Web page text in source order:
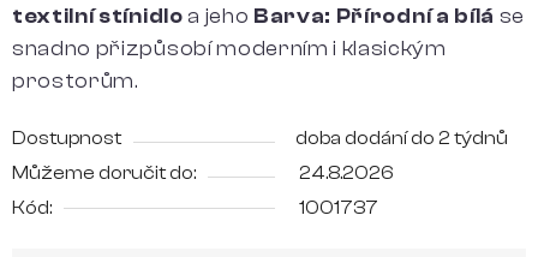
textilní stínidlo a jeho Barva: Přírodní a bílá se
snadno přizpůsobí moderním i klasickým
prostorům.
Dostupnost
doba dodání do 2 týdnů
Můžeme doručit do:
24.8.2026
Kód:
1001737